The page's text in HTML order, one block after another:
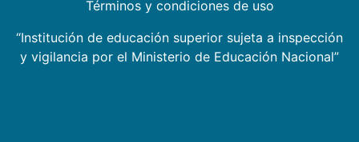
Términos y condiciones de uso
“Institución de educación superior sujeta a inspección
y vigilancia por el Ministerio de Educación Nacional”